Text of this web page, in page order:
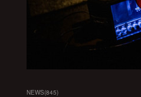
NEWS(845)